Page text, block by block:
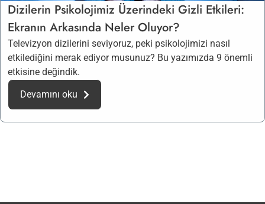
Dizilerin Psikolojimiz Üzerindeki Gizli Etkileri:
Ekranın Arkasında Neler Oluyor?
Televizyon dizilerini seviyoruz, peki psikolojimizi nasıl
etkilediğini merak ediyor musunuz? Bu yazımızda 9 önemli
etkisine değindik.
Devamını oku